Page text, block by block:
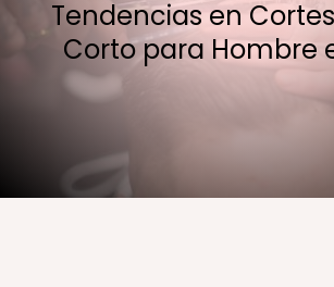
Tendencias en
Corto para Hombre